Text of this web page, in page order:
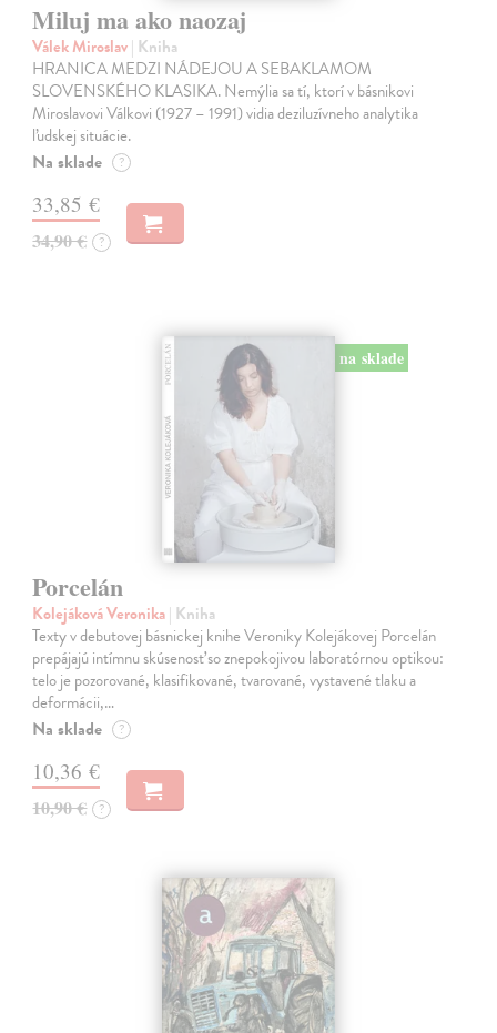
Miluj ma ako naozaj
Válek Miroslav| Kniha
HRANICA MEDZI NÁDEJOU A SEBAKLAMOM
SLOVENSKÉHO KLASIKA. Nemýlia sa tí, ktorí v básnikovi
Miroslavovi Válkovi (1927 – 1991) vidia deziluzívneho analytika
ľudskej situácie.
Na sklade ?
33,85 €
34,90 € ?
na sklade
Porcelán
Kolejáková Veronika| Kniha
Texty v debutovej básnickej knihe Veroniky Kolejákovej Porcelán
prepájajú intímnu skúsenosť so znepokojivou laboratórnou optikou:
telo je pozorované, klasifikované, tvarované, vystavené tlaku a
deformácii,…
Na sklade ?
10,36 €
10,90 € ?